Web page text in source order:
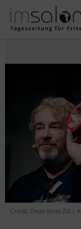
Credit: Dean Keno Zill |